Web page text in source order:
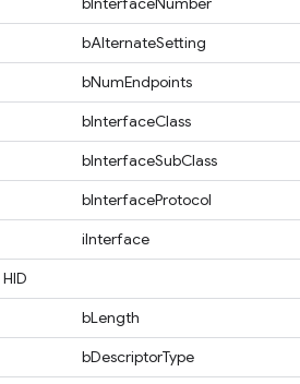
bAlternateSetting
bNumEndpoints
bInterfaceClass
bInterfaceSubClass
bInterfaceProtocol
iInterface
bLength
bDescriptorType